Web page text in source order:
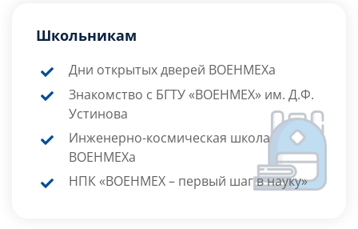
Школьникам
Дни открытых дверей ВОЕНМЕХа
Знакомство с БГТУ «ВОЕНМЕХ» им. Д.Ф.
Устинова
Инженерно-космическая школа
ВОЕНМЕХа
НПК «ВОЕНМЕХ – первый шаг в науку»